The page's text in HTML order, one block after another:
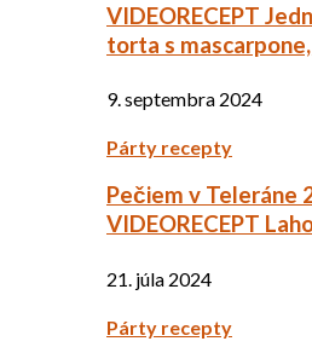
VIDEORECEPT
torta s
9. septembra 2024
Párty recepty
Pečiem v Teleráne
VIDEORECEPT
21. júla 2024
Párty recepty